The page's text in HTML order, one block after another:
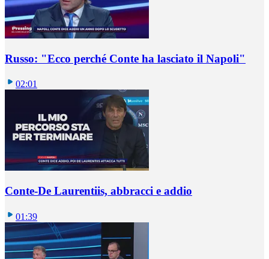
Russo: "Ecco perché Conte ha lasciato il Napoli"
02:01
Conte-De Laurentiis, abbracci e addio
01:39